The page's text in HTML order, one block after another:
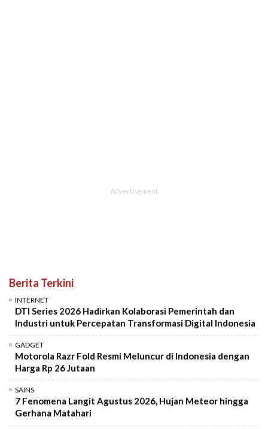
Berita Terkini
INTERNET
DTI Series 2026 Hadirkan Kolaborasi Pemerintah dan
Industri untuk Percepatan Transformasi Digital Indonesia
GADGET
Motorola Razr Fold Resmi Meluncur di Indonesia dengan
Harga Rp 26 Jutaan
SAINS
7 Fenomena Langit Agustus 2026, Hujan Meteor hingga
Gerhana Matahari